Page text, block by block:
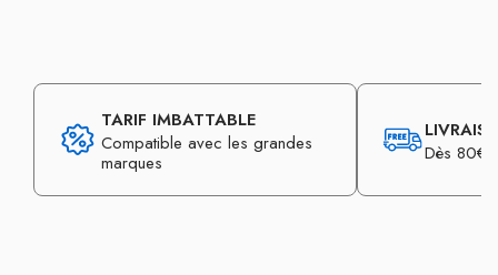
TARIF IMBATTABLE
Compatible avec les grandes
marques
Dès 80€